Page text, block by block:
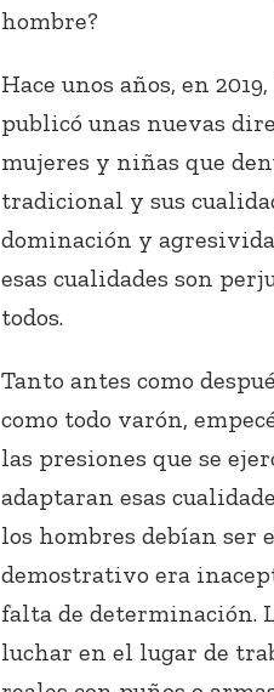
hombre?
Hace unos años, en
publicó unas nuevas
mujeres y niñas que
tradicional y sus
dominación y
esas cualidades son
todos.
Tanto antes como
como todo varón,
las presiones que se
adaptaran esas
los hombres debían ser
demostrativo era
falta de determinación.
luchar en el lugar de